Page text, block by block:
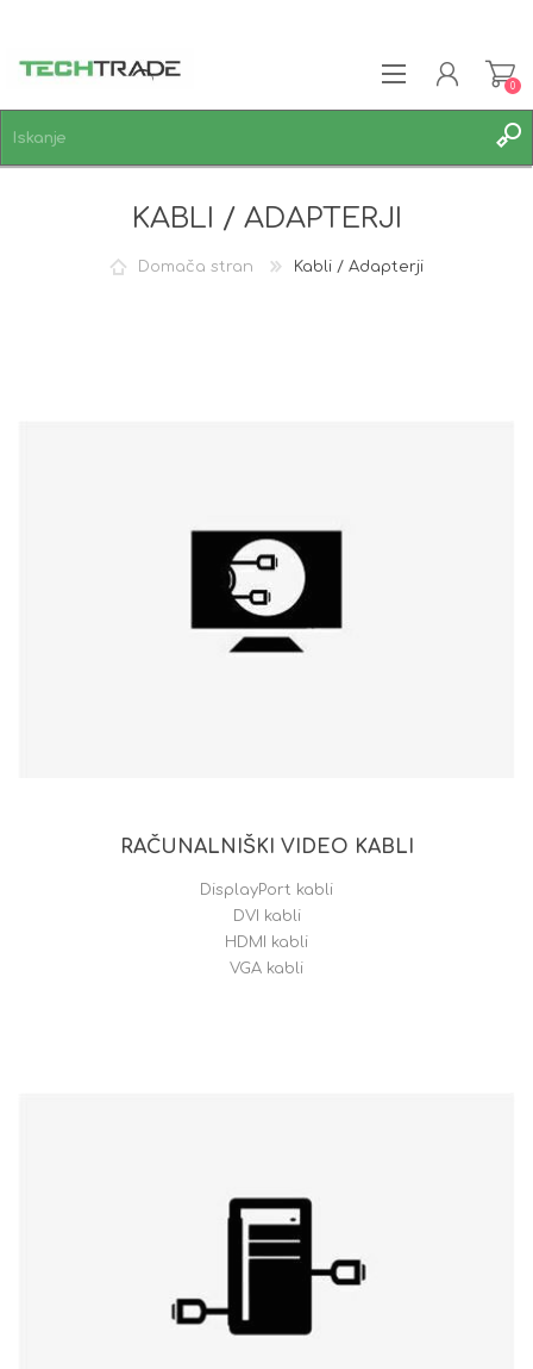
0
KABLI / ADAPTERJI
Domača stran Kabli / Adapterji
RAČUNALNIŠKI VIDEO KABLI
DisplayPort kabli
DVI kabli
HDMI kabli
VGA kabli